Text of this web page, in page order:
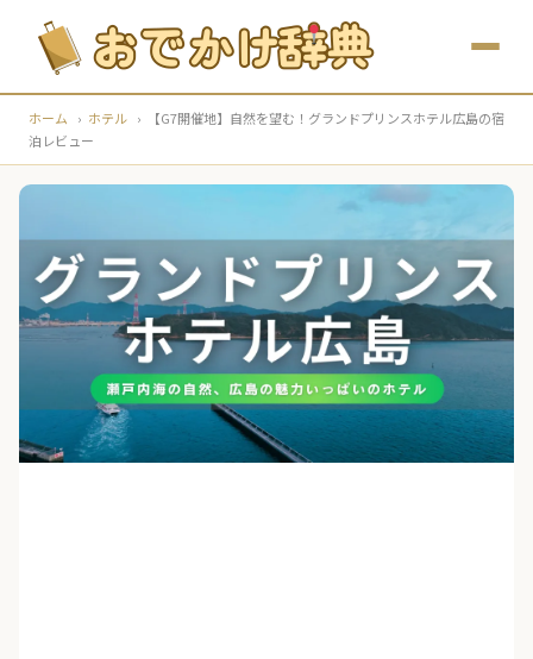
ホーム › ホテル ›
【G7開催地】自然を望む！グランドプリンスホテル広島の宿
泊レビュー